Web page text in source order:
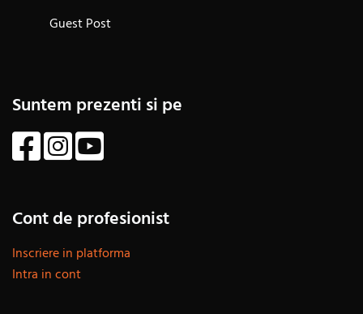
Guest Post
Suntem prezenti si pe
Cont de profesionist
Inscriere in platforma
Intra in cont